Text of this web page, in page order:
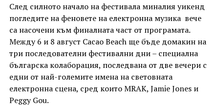
След силното начало на фестивала миналия уикенд
погледите на феновете на електронна музика вече
са насочени към финалната част от програмата.
Между 6 и 8 август Cacao Beach ще бъде домакин на
три последователни фестивални дни – специална
българска колаборация, последвана от две вечери с
едни от най-големите имена на световната
електронна сцена, сред които MRAK, Jamie Jones и
Peggy Gou.